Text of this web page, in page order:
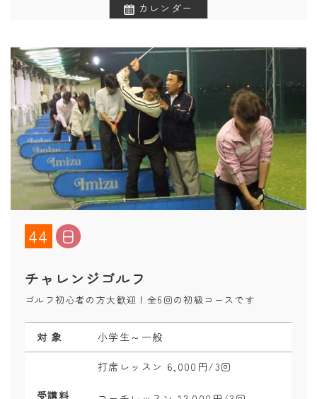
カレンダー
44 日
チャレンジゴルフ
ゴルフ初心者の方大歓迎！全6回の初級コースです
対 象 小学生～一般
受講料
打席レッスン 6,000円/3回